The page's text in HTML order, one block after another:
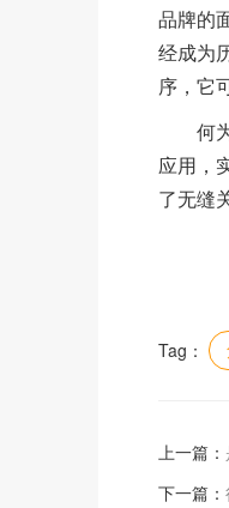
品牌的
经成为
序，它
何为
应用，
了无缝
Tag：
上一篇：
下一篇：